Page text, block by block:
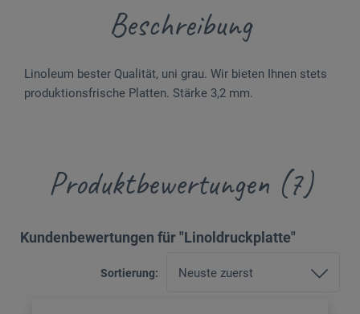
Beschreibung
Linoleum bester Qualität, uni grau. Wir bieten Ihnen stets
produktionsfrische Platten. Stärke 3,2 mm.
Produktbewertungen (7)
Kundenbewertungen für "Linoldruckplatte"
Sortierung: